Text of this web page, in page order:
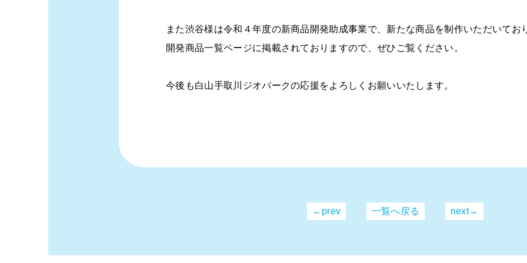
また渋谷様は令和４年度の新商品開発助成事業で、新たな商品を制作いただいてお
開発商品一覧ページに掲載されておりますので、ぜひご覧ください。
今後も白山手取川ジオパークの応援をよろしくお願いいたします。
←prev 一覧へ戻る next→